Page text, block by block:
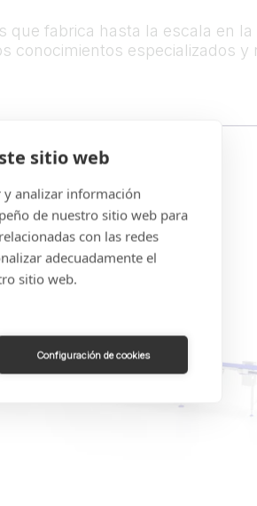
sitio web
y analizar información
de nuestro sitio web para
con las redes
adecuadamente el
sitio web.
Configuración de cookies
fabrica hasta la escala en
especializados